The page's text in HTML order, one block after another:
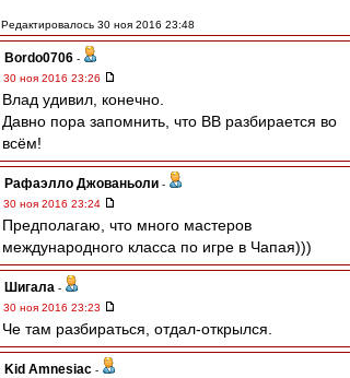
Редактировалось 30 ноя 2016 23:48
Bordo0706 -
30 ноя 2016 23:26
Влад удивил, конечно.
Давно пора запомнить, что ВВ разбирается во
всём!
Рафаэлло Джованьоли -
30 ноя 2016 23:24
Предполагаю, что много мастеров
международного класса по игре в Чапая)))
Шигала -
30 ноя 2016 23:23
Че там разбираться, отдал-открылся.
Kid Amnesiac -